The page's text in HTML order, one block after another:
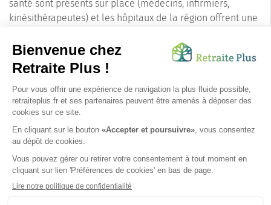
santé sont présents sur place (médecins, infirmiers,
kinésithérapeutes) et les hôpitaux de la région offrent une
En conclusion, choisir Juan-les-Pins pour une maison de
retraite, c'est opter pour une qualité de vie exceptionnelle
dédiés aux seniors et à l'offre culturelle et de loisirs
diverse. Une garantie d'un quotidien serein et
épanouissant pour les personnes âgées.